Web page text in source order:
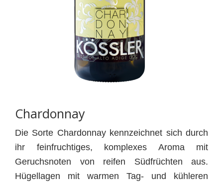
Chardonnay
Die Sorte Chardonnay kennzeichnet sich durch
ihr feinfruchtiges, komplexes Aroma mit
Geruchsnoten von reifen Südfrüchten aus.
Hügellagen mit warmen Tag- und kühleren